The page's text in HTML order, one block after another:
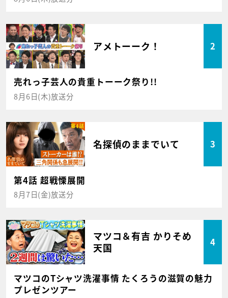
アメトーーク！ 2
売れっ子芸人の貴重トーーク祭り!!
8月6日(木)放送分
名探偵のままでいて 3
第4話 超戦慄展開
8月7日(金)放送分
マツコ＆有吉 かりそめ
天国
4
マツコのTシャツ洗濯事情 たくろうの滋賀の魅力
プレゼンツアー